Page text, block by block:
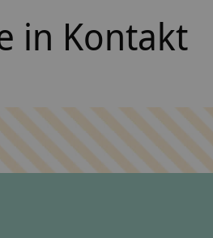
in Kontakt